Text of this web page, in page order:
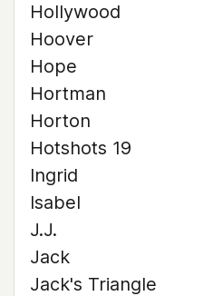
Hollywood
Hoover
Hope
Hortman
Horton
Hotshots 19
Ingrid
Isabel
J.J.
Jack
Jack's Triangle